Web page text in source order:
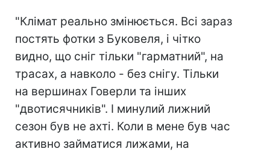
"Клімат реально змінюється. Всі зараз
постять фотки з Буковеля, і чітко
видно, що сніг тільки "гарматний", на
трасах, а навколо - без снігу. Тільки
на вершинах Говерли та інших
"двотисячників". І минулий лижний
сезон був не ахті. Коли в мене був час
активно займатися лижами, на